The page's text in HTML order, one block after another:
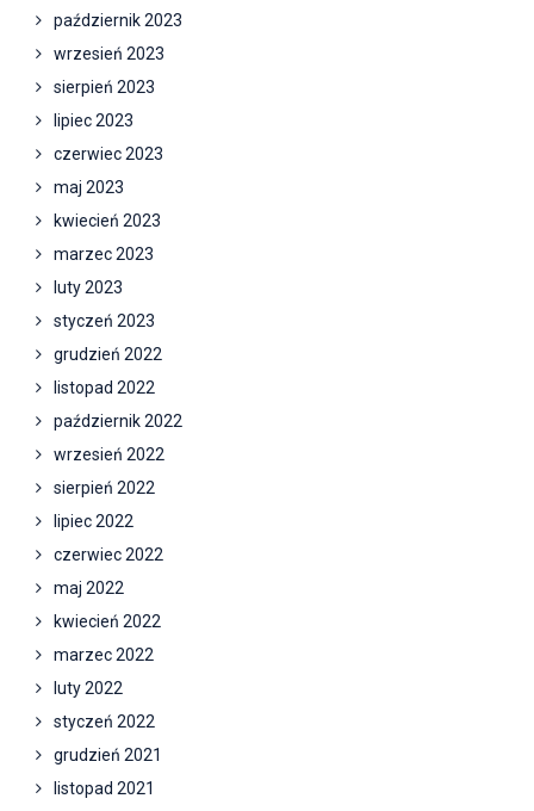
październik 2023
wrzesień 2023
sierpień 2023
lipiec 2023
czerwiec 2023
maj 2023
kwiecień 2023
marzec 2023
luty 2023
styczeń 2023
grudzień 2022
listopad 2022
październik 2022
wrzesień 2022
sierpień 2022
lipiec 2022
czerwiec 2022
maj 2022
kwiecień 2022
marzec 2022
luty 2022
styczeń 2022
grudzień 2021
listopad 2021